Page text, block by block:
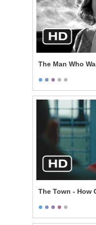
The Man Who
The Town - How